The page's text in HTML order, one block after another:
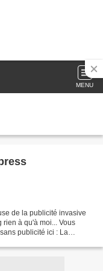
MENU
de la publicité invasive
rien à qu'à moi... Vous
publicité ici : La